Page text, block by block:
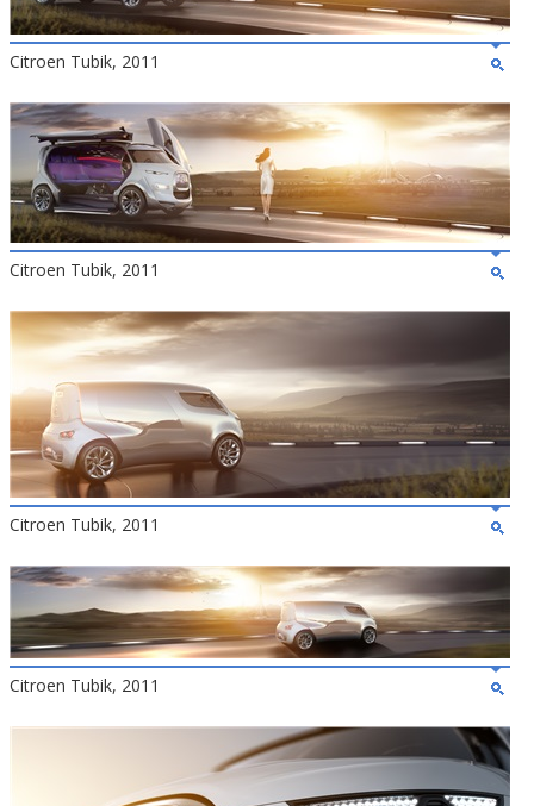
Citroen Tubik, 2011
Citroen Tubik, 2011
Citroen Tubik, 2011
Citroen Tubik, 2011